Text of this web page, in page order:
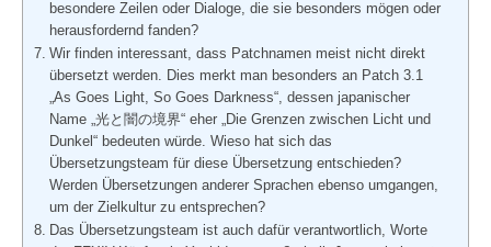
besondere Zeilen oder Dialoge, die sie besonders mögen oder
herausfordernd fanden?
Wir finden interessant, dass Patchnamen meist nicht direkt
übersetzt werden. Dies merkt man besonders an Patch 3.1
„As Goes Light, So Goes Darkness“, dessen japanischer
Name „光と闇の境界“ eher „Die Grenzen zwischen Licht und
Dunkel“ bedeuten würde. Wieso hat sich das
Übersetzungsteam für diese Übersetzung entschieden?
Werden Übersetzungen anderer Sprachen ebenso umgangen,
um der Zielkultur zu entsprechen?
Das Übersetzungsteam ist auch dafür verantwortlich, Worte